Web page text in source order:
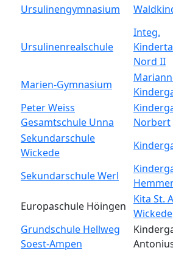
Ursulinengymnasium
Ursulinenrealschule
Integ.
Nord II
Marien-Gymnasium
Peter Weiss
Gesamtschule Unna
Norbert
Sekundarschule
Wickede
Sekundarschule Werl
Europaschule Höingen
Kita St.
Wickede
Grundschule Hellweg
Soest-Ampen